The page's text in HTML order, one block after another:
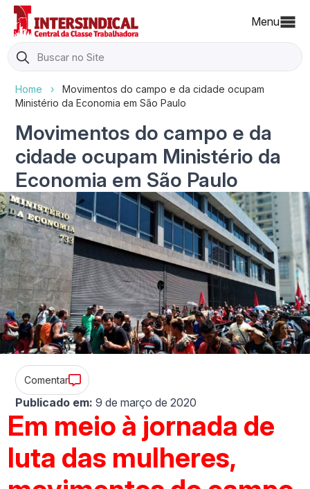
Menu
Search
for:
Home ›
Movimentos do campo e da cidade ocupam
Ministério da Economia em São Paulo
Movimentos do campo e da
cidade ocupam Ministério da
Economia em São Paulo
Comentar
Publicado em: 9 de março de 2020
Em meio à jornada de
luta das mulheres,